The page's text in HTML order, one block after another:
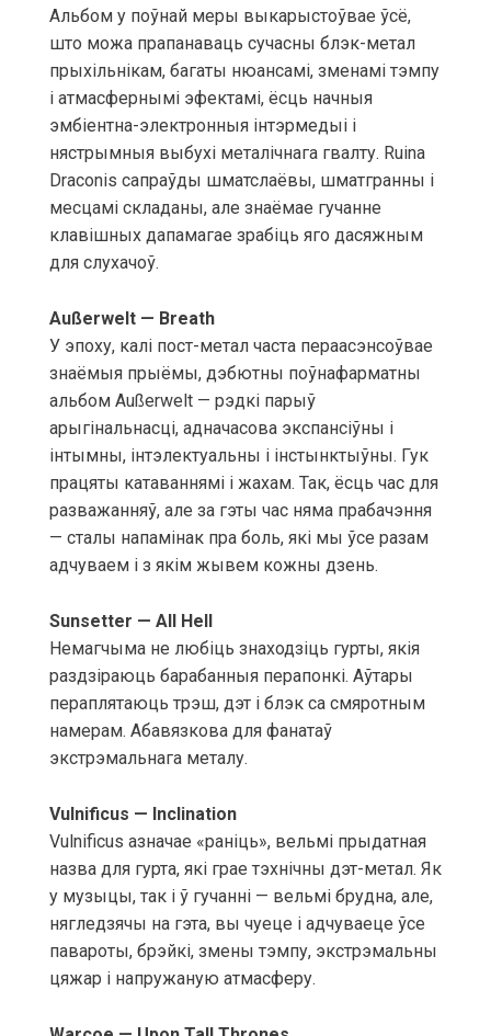
Альбом у поўнай меры выкарыстоўвае ўсё,
што можа прапанаваць сучасны блэк-метал
прыхільнікам, багаты нюансамі, зменамі тэмпу
і атмасфернымі эфектамі, ёсць начныя
эмбіентна-электронныя інтэрмедыі і
нястрымныя выбухі металічнага гвалту. Ruina
Draconis сапраўды шматслаёвы, шматгранны і
месцамі складаны, але знаёмае гучанне
клавішных дапамагае зрабіць яго дасяжным
для слухачоў.
Außerwelt — Breath
У эпоху, калі пост-метал часта пераасэнсоўвае
знаёмыя прыёмы, дэбютны поўнафарматны
альбом Außerwelt — рэдкі парыў
арыгінальнасці, адначасова экспансіўны і
інтымны, інтэлектуальны і інстынктыўны. Гук
працяты катаваннямі і жахам. Так, ёсць час для
разважанняў, але за гэты час няма прабачэння
— сталы напамінак пра боль, які мы ўсе разам
адчуваем і з якім жывем кожны дзень.
Sunsetter — All Hell
Немагчыма не любіць знаходзіць гурты, якія
раздзіраюць барабанныя перапонкі. Аўтары
пераплятаюць трэш, дэт і блэк са смяротным
намерам. Абавязкова для фанатаў
экстрэмальнага металу.
Vulnificus — Inclination
Vulnificus азначае «раніць», вельмі прыдатная
назва для гурта, які грае тэхнічны дэт-метал. Як
у музыцы, так і ў гучанні — вельмі брудна, але,
нягледзячы на гэта, вы чуеце і адчуваеце ўсе
павароты, брэйкі, змены тэмпу, экстрэмальны
цяжар і напружаную атмасферу.